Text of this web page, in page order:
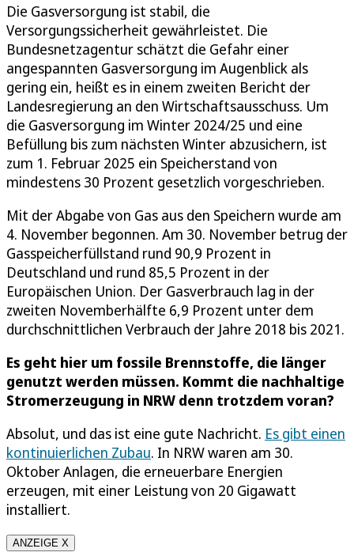
Die Gasversorgung ist stabil, die
Versorgungssicherheit gewährleistet. Die
Bundesnetzagentur schätzt die Gefahr einer
angespannten Gasversorgung im Augenblick als
gering ein, heißt es in einem zweiten Bericht der
Landesregierung an den Wirtschaftsausschuss. Um
die Gasversorgung im Winter 2024/25 und eine
Befüllung bis zum nächsten Winter abzusichern, ist
zum 1. Februar 2025 ein Speicherstand von
mindestens 30 Prozent gesetzlich vorgeschrieben.
Mit der Abgabe von Gas aus den Speichern wurde am
4. November begonnen. Am 30. November betrug der
Gasspeicherfüllstand rund 90,9 Prozent in
Deutschland und rund 85,5 Prozent in der
Europäischen Union. Der Gasverbrauch lag in der
zweiten Novemberhälfte 6,9 Prozent unter dem
durchschnittlichen Verbrauch der Jahre 2018 bis 2021.
Es geht hier um fossile Brennstoffe, die länger
genutzt werden müssen. Kommt die nachhaltige
Stromerzeugung in NRW denn trotzdem voran?
Absolut, und das ist eine gute Nachricht. Es gibt einen
kontinuierlichen Zubau. In NRW waren am 30.
Oktober Anlagen, die erneuerbare Energien
erzeugen, mit einer Leistung von 20 Gigawatt
installiert.
ANZEIGE X